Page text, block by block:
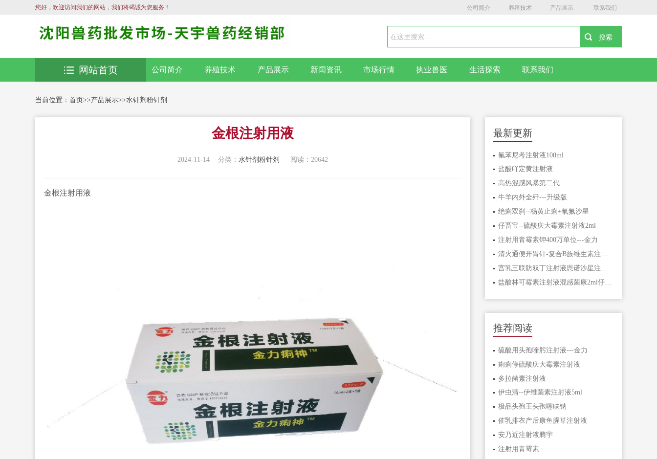
您好，欢迎访问我们的网站，我们将竭诚为您服务！ 公司简介 养殖技术 产品展示 联系我们
公司简介 养殖技术 产品展示 新闻资讯 市场行情 执业兽医 生活探索 联系我们
网站首页
当前位置： 首页>>产品展示>>水针剂粉针剂
金根注射用液
2024-11-14 分类：水针剂粉针剂 阅读：20642
金根注射用液
最新更新
氟苯尼考注射液100ml
盐酸吖定黄注射液
高热混感风暴第二代
牛羊内外全歼---升级版
绝痢双刹--杨黄止痢+氧氟沙星
仔畜宝--硫酸庆大霉素注射液2ml ​
注射用青霉素钾400万单位---金力
清火通便开胃针-复合B族维生素注射液乾坤
盐酸林可霉​素注射液混感菌康2ml仔畜犬猫兔猪牛羊
推荐阅读
硫酸用头孢喹肟注射液---金力
痢痢停硫酸庆大霉素注射液
多拉菌素注射液
伊虫清--伊维菌素注射液5ml
极品头孢王头孢噻呋钠
催乳排衣产后康鱼腥草注射液
安乃近注射液腾宇
注射用青霉素